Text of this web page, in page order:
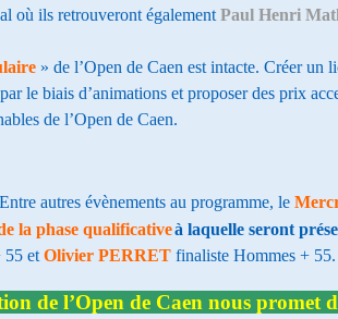
où ils retrouveront également Paul Henri
» de l’Open de Caen est intacte. Créer un
le biais d’animations et proposer des prix
de l’Open de Caen.
Entre autres évènements au programme, le
la phase qualificativeà laquelle seront
55 et Olivier PERRET finaliste Hommes + 55.
de l’Open de Caen nous promet